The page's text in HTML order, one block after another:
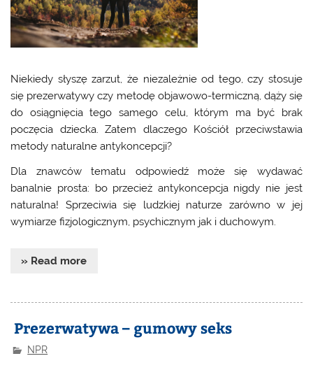
Niekiedy słyszę zarzut, że niezależnie od tego, czy stosuje
się prezerwatywy czy metodę objawowo-termiczną, dąży się
do osiągnięcia tego samego celu, którym ma być brak
poczęcia dziecka. Zatem dlaczego Kościół przeciwstawia
metody naturalne antykoncepcji?
Dla znawców tematu odpowiedź może się wydawać
banalnie prosta: bo przecież antykoncepcja nigdy nie jest
naturalna! Sprzeciwia się ludzkiej naturze zarówno w jej
wymiarze fizjologicznym, psychicznym jak i duchowym.
» Read more
Prezerwatywa – gumowy seks
NPR